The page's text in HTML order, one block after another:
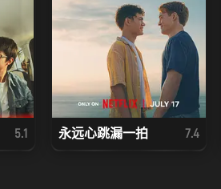
5.1 永远心跳漏一拍 7.4